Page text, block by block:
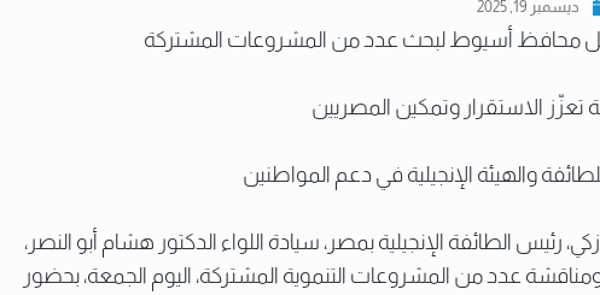
ديسمبر 19, 2025
محافظ أسيوط لبحث عدد من المشروعات المشتركة
تعزّز الاستقرار وتمكين المصريين
والهيئة الإنجيلية في دعم المواطنين
رئيس الطائفة الإنجيلية بمصر، سيادة اللواء الدكتور هشام أبو النصر،
عدد من المشروعات التنموية المشتركة، اليوم الجمعة، بحضور